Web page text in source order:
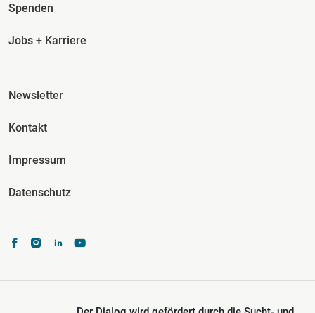
Spenden
Jobs + Karriere
Fusszeile Spalte 3
Newsletter
Kontakt
Impressum
Datenschutz